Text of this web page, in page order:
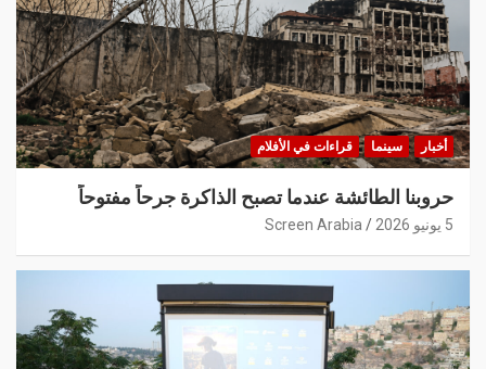
أخبار سينما قراءات في الأفلام
حروبنا الطائشة عندما تصبح الذاكرة جرحاً مفتوحاً
5 يونيو 2026 Screen Arabia